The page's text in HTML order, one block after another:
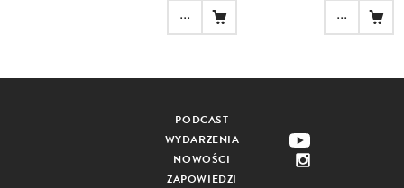
... ...
PODCAST
WYDARZENIA
NOWOŚCI
ZAPOWIEDZI